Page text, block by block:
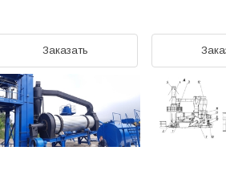
Заказать